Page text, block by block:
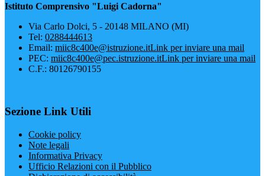
Istituto Comprensivo "Luigi Cadorna"
Via Carlo Dolci, 5 - 20148 MILANO (MI)
Tel: 0288444613
Email: miic8c400e@istruzione.itLink per inviare una mail
PEC: miic8c400e@pec.istruzione.itLink per inviare una mail
C.F.: 80126790155
Sezione Link Utili
Cookie policy
Note legali
Informativa Privacy
Ufficio Relazioni con il Pubblico